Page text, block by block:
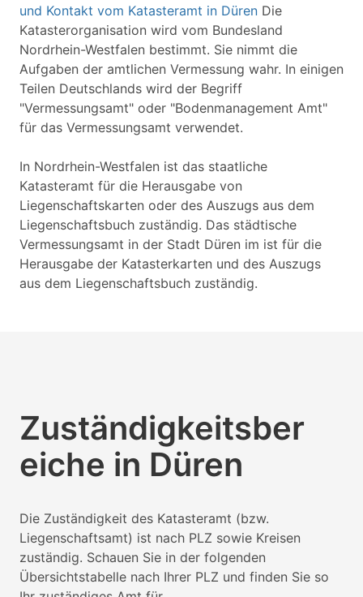
und Kontakt vom Katasteramt in Düren Die
Katasterorganisation wird vom Bundesland
Nordrhein-Westfalen bestimmt. Sie nimmt die
Aufgaben der amtlichen Vermessung wahr. In einigen
Teilen Deutschlands wird der Begriff
"Vermessungsamt" oder "Bodenmanagement Amt"
für das Vermessungsamt verwendet.
In Nordrhein-Westfalen ist das staatliche
Katasteramt für die Herausgabe von
Liegenschaftskarten oder des Auszugs aus dem
Liegenschaftsbuch zuständig. Das städtische
Vermessungsamt in der Stadt Düren im ist für die
Herausgabe der Katasterkarten und des Auszugs
aus dem Liegenschaftsbuch zuständig.
Zuständigkeitsber
eiche in Düren
Die Zuständigkeit des Katasteramt (bzw.
Liegenschaftsamt) ist nach PLZ sowie Kreisen
zuständig. Schauen Sie in der folgenden
Übersichtstabelle nach Ihrer PLZ und finden Sie so